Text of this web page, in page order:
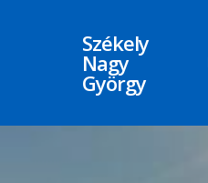
Székely
Nagy
György